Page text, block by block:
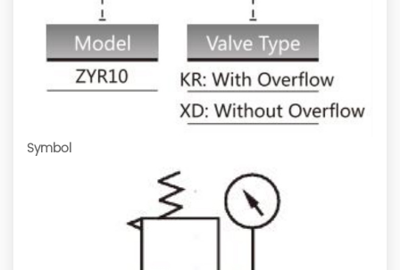
Symbol